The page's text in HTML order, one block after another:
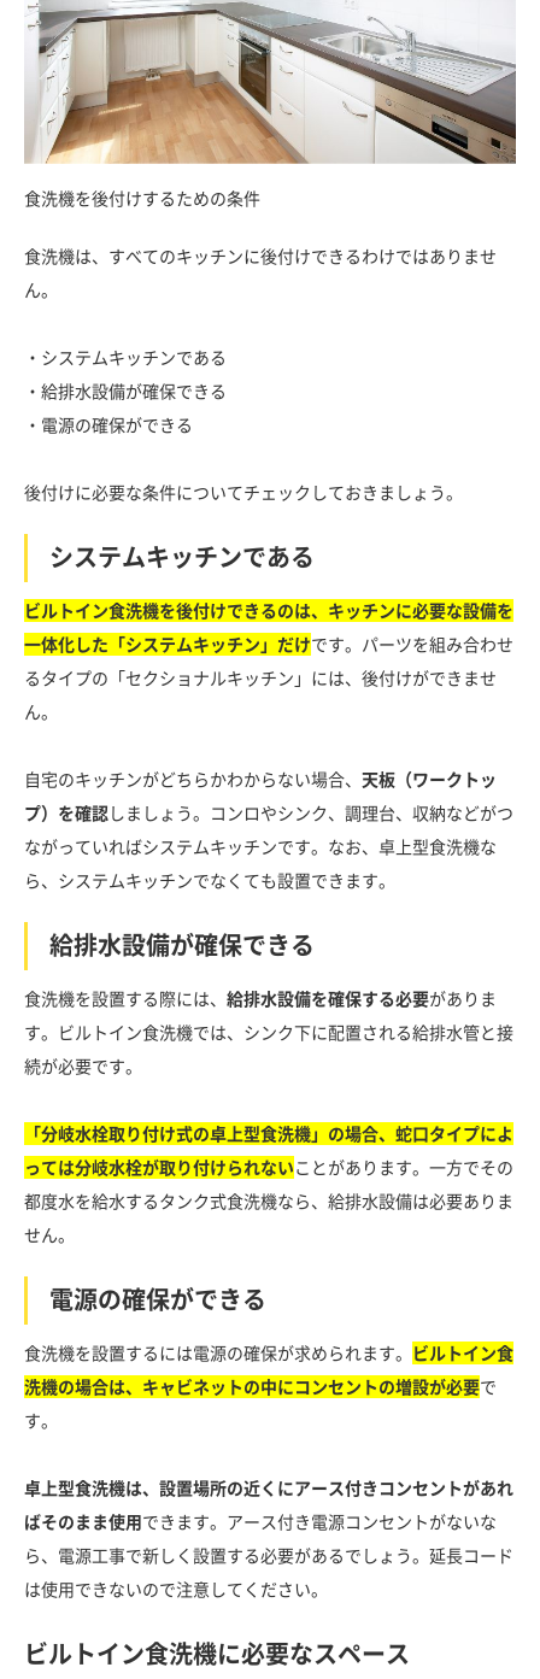
食洗機を後付けするための条件
食洗機は、すべてのキッチンに後付けできるわけではありませ
ん。
・システムキッチンである
・給排水設備が確保できる
・電源の確保ができる
後付けに必要な条件についてチェックしておきましょう。
システムキッチンである
ビルトイン食洗機を後付けできるのは、キッチンに必要な設備を
一体化した「システムキッチン」だけです。パーツを組み合わせ
るタイプの「セクショナルキッチン」には、後付けができませ
ん。
自宅のキッチンがどちらかわからない場合、 天板（ワークトッ
プ）を確認しましょう。コンロやシンク、調理台、収納などがつ
ながっていればシステムキッチンです。なお、卓上型食洗機な
ら、システムキッチンでなくても設置できます。
給排水設備が確保できる
食洗機を設置する際には、 給排水設備を確保する必要がありま
す。ビルトイン食洗機では、シンク下に配置される給排水管と接
続が必要です。
「分岐水栓取り付け式の卓上型食洗機」の場合、蛇口タイプによ
っては分岐水栓が取り付けられないことがあります。一方でその
都度水を給水するタンク式食洗機なら、給排水設備は必要ありま
せん。
電源の確保ができる
食洗機を設置するには電源の確保が求められます。 ビルトイン食
洗機の場合は、キャビネットの中にコンセントの増設が必要で
す。
卓上型食洗機は、設置場所の近くにアース付きコンセントがあれ
ばそのまま使用できます。アース付き電源コンセントがないな
ら、電源工事で新しく設置する必要があるでしょう。延長コード
は使用できないので注意してください。
ビルトイン食洗機に必要なスペース